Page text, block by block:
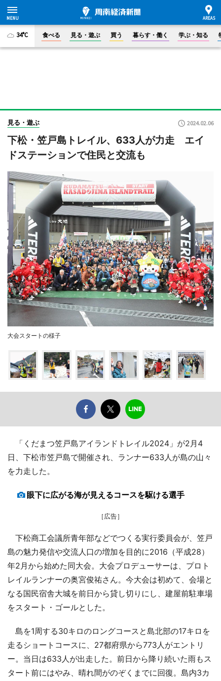
34°C 食べる 見る・遊ぶ 買う 暮らす・働く 学ぶ・知る
見る・遊ぶ 2024.02.06
下松・笠戸島トレイル、633人が力走 エイ
ドステーションで住民と交流も
大会スタートの様子
「くだまつ笠戸島アイランドトレイル2024」が2月4
日、下松市笠戸島で開催され、ランナー633人が島の山々
を力走した。
眼下に広がる海が見えるコースを駆ける選手
［広告］
下松商工会議所青年部などでつくる実行委員会が、笠戸
島の魅力発信や交流人口の増加を目的に2016（平成28）
年2月から始めた同大会。大会プロデューサーは、プロト
レイルランナーの奥宮俊祐さん。今大会は初めて、会場と
なる国民宿舎大城を前日から貸し切りにし、建屋前駐車場
をスタート・ゴールとした。
島を1周する30キロのロングコースと島北部の17キロを
走るショートコースに、27都府県から773人がエントリ
ー。当日は633人が出走した。前日から降り続いた雨もス
タート前にはやみ、晴れ間がのぞくまでに回復。島内3カ